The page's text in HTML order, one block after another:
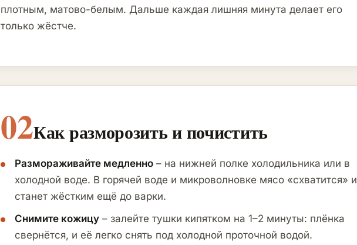
плотным, матово-белым. Дальше каждая лишняя минута делает его
только жёстче.
02Как разморозить и почистить
Размораживайте медленно – на нижней полке холодильника или в
холодной воде. В горячей воде и микроволновке мясо «схватится» и
станет жёстким ещё до варки.
Снимите кожицу – залейте тушки кипятком на 1–2 минуты: плёнка
свернётся, и её легко снять под холодной проточной водой.